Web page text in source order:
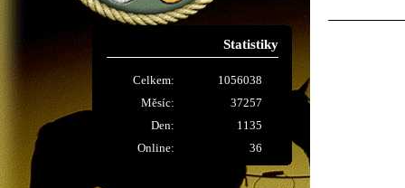
Statistiky
Online: 36
Celkem:
1056038
Měsíc:
37257
Den:
1135